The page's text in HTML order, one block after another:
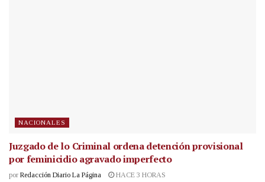
NACIONALES
Juzgado de lo Criminal ordena detención provisional
por feminicidio agravado imperfecto
por Redacción Diario La Página HACE 3 HORAS